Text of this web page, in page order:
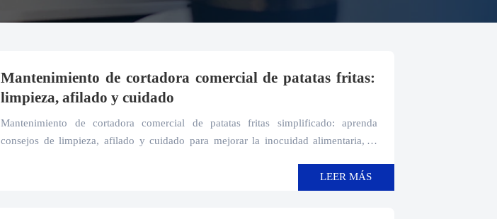
Mantenimiento de cortadora comercial de patatas fritas:
limpieza, afilado y cuidado
Mantenimiento de cortadora comercial de patatas fritas simplificado: aprenda
consejos de limpieza, afilado y cuidado para mejorar la inocuidad alimentaria, la
LEER MÁS